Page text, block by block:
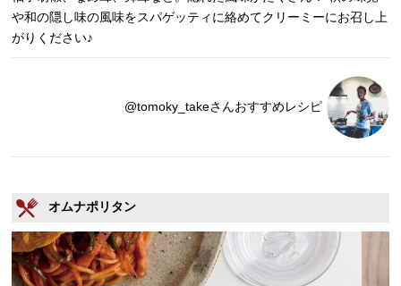
や和の隠し味の風味をスパゲッティに絡めてクリーミーにお召し上
がりください♪
@tomoky_takeさんおすすめレシピ
オムナポリタン